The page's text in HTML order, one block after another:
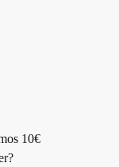
10€